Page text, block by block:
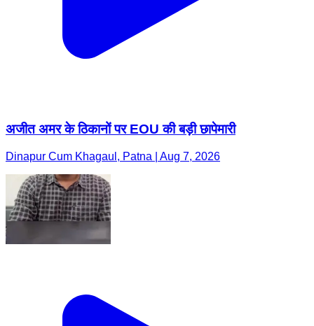
अजीत अमर के ठिकानों पर EOU की बड़ी छापेमारी
Dinapur Cum Khagaul, Patna | Aug 7, 2026